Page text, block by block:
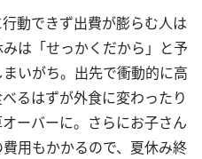
動できず出費が膨らむ人は
は「せっかくだから」と予
いがち。出先で衝動的に高
るはずが外食に変わったり
ーバーに。さらにお子さん
用もかかるので、夏休み終